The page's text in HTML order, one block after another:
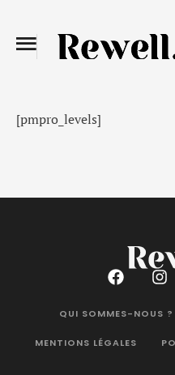
[pmpro_levels]
QUI SOMMES-NOUS ?
MENTIONS LÉGALES